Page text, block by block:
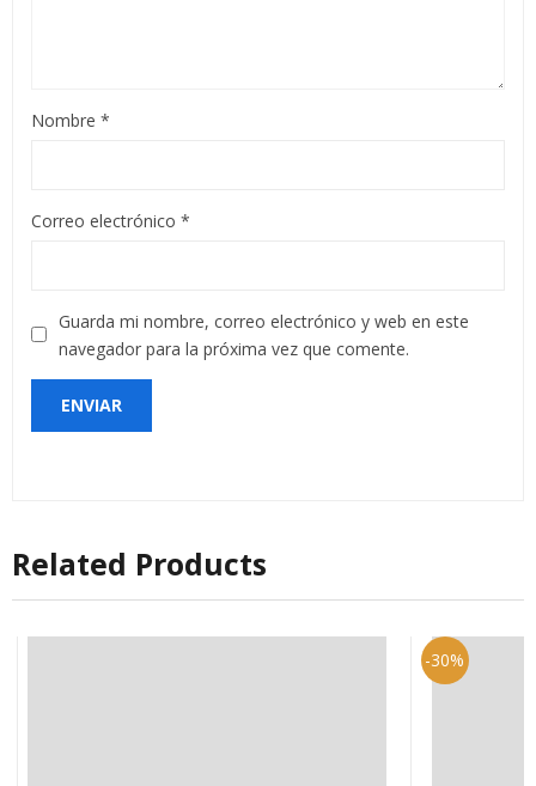
Nombre *
Correo electrónico *
Guarda mi nombre, correo electrónico y web en este
navegador para la próxima vez que comente.
Related Products
-30%